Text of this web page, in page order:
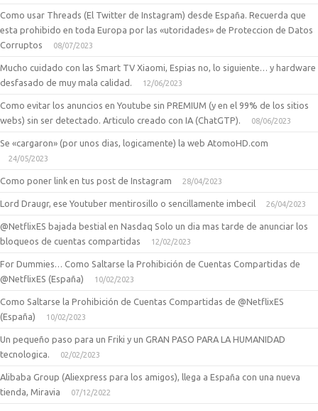
Como usar Threads (El Twitter de Instagram) desde España. Recuerda que
esta prohibido en toda Europa por las «utoridades» de Proteccion de Datos
Corruptos
08/07/2023
Mucho cuidado con las Smart TV Xiaomi, Espias no, lo siguiente… y hardware
desfasado de muy mala calidad.
12/06/2023
Como evitar los anuncios en Youtube sin PREMIUM (y en el 99% de los sitios
webs) sin ser detectado. Articulo creado con IA (ChatGTP).
08/06/2023
Se «cargaron» (por unos dias, logicamente) la web AtomoHD.com
24/05/2023
Como poner link en tus post de Instagram 28/04/2023
Lord Draugr, ese Youtuber mentirosillo o sencillamente imbecil 26/04/2023
@NetflixES bajada bestial en Nasdaq Solo un dia mas tarde de anunciar los
bloqueos de cuentas compartidas
12/02/2023
For Dummies… Como Saltarse la Prohibición de Cuentas Compartidas de
@NetflixES (España)
10/02/2023
Como Saltarse la Prohibición de Cuentas Compartidas de @NetflixES
(España)
10/02/2023
Un pequeño paso para un Friki y un GRAN PASO PARA LA HUMANIDAD
tecnologica.
02/02/2023
Alibaba Group (Aliexpress para los amigos), llega a España con una nueva
tienda, Miravia
07/12/2022